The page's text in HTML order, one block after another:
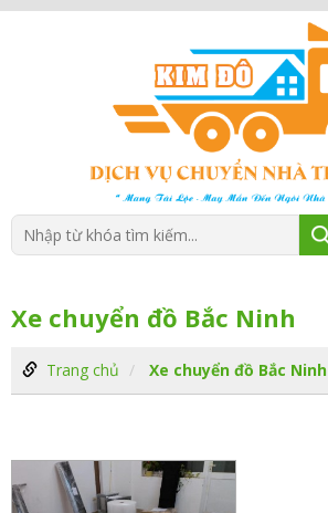
Xe chuyển đồ Bắc Ninh
Trang chủ Xe chuyển đồ Bắc Ninh